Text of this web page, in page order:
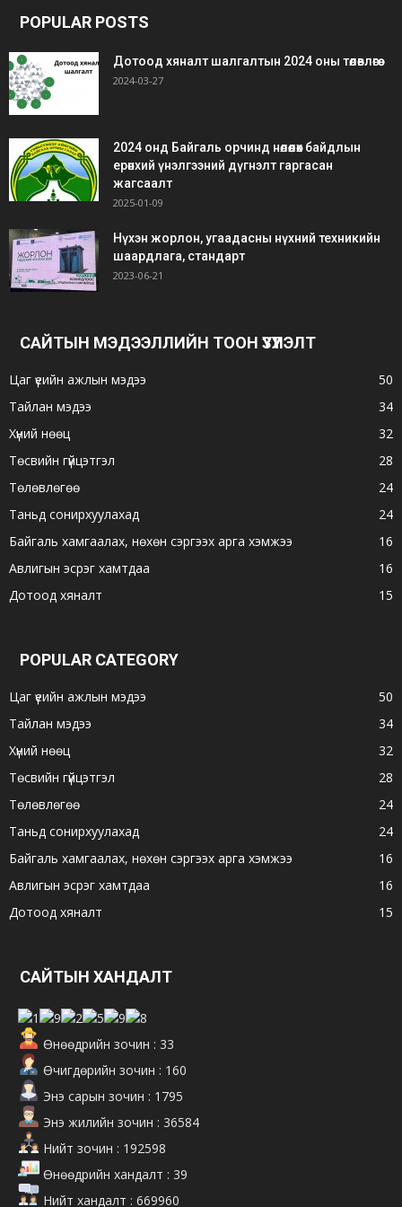
POPULAR POSTS
Дотоод хяналт шалгалтын 2024 оны төлөвлөгөө
2024-03-27
2024 онд Байгаль орчинд нөлөөлөх байдлын
ерөнхий үнэлгээний дүгнэлт гаргасан
жагсаалт
2025-01-09
Нүхэн жорлон, угаадасны нүхний техникийн
шаардлага, стандарт
2023-06-21
САЙТЫН МЭДЭЭЛЛИЙН ТООН ҮЗҮҮЛЭЛТ
Цаг үеийн ажлын мэдээ
50
Тайлан мэдээ
34
Хүний нөөц
32
Төсвийн гүйцэтгэл
28
Төлөвлөгөө
24
Таньд сонирхуулахад
24
Байгаль хамгаалах, нөхөн сэргээх арга хэмжээ
16
Авлигын эсрэг хамтдаа
16
Дотоод хяналт
15
POPULAR CATEGORY
Цаг үеийн ажлын мэдээ
50
Тайлан мэдээ
34
Хүний нөөц
32
Төсвийн гүйцэтгэл
28
Төлөвлөгөө
24
Таньд сонирхуулахад
24
Байгаль хамгаалах, нөхөн сэргээх арга хэмжээ
16
Авлигын эсрэг хамтдаа
16
Дотоод хяналт
15
САЙТЫН ХАНДАЛТ
Өнөөдрийн зочин : 33
Өчигдөрийн зочин : 160
Энэ сарын зочин : 1795
Энэ жилийн зочин : 36584
Нийт зочин : 192598
Өнөөдрийн хандалт : 39
Нийт хандалт : 669960